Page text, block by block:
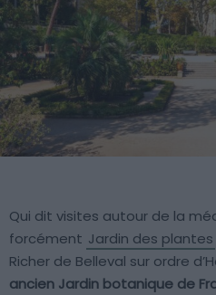
Qui dit visites autour de la
forcément Jardin des plantes
Richer de Belleval sur ordre
ancien Jardin botanique de